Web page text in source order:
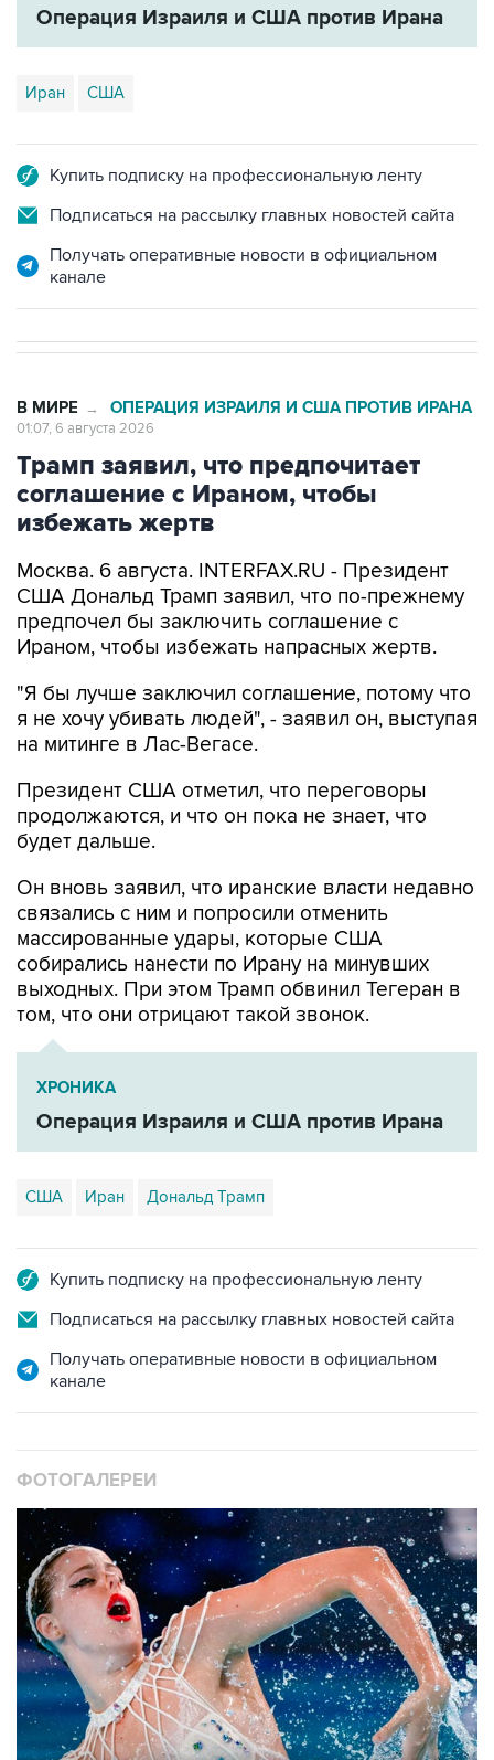
Операция Израиля и США против Ирана
Иран США
Купить подписку на профессиональную ленту
Подписаться на рассылку главных новостей сайта
Получать оперативные новости в официальном
канале
В МИРЕ → ОПЕРАЦИЯ ИЗРАИЛЯ И США ПРОТИВ ИРАНА
01:07, 6 августа 2026
Трамп заявил, что предпочитает
соглашение с Ираном, чтобы
избежать жертв
Москва. 6 августа. INTERFAX.RU - Президент
США Дональд Трамп заявил, что по-прежнему
предпочел бы заключить соглашение с
Ираном, чтобы избежать напрасных жертв.
"Я бы лучше заключил соглашение, потому что
я не хочу убивать людей", - заявил он, выступая
на митинге в Лас-Вегасе.
Президент США отметил, что переговоры
продолжаются, и что он пока не знает, что
будет дальше.
Он вновь заявил, что иранские власти недавно
связались с ним и попросили отменить
массированные удары, которые США
собирались нанести по Ирану на минувших
выходных. При этом Трамп обвинил Тегеран в
том, что они отрицают такой звонок.
ХРОНИКА
Операция Израиля и США против Ирана
США Иран Дональд Трамп
Купить подписку на профессиональную ленту
Подписаться на рассылку главных новостей сайта
Получать оперативные новости в официальном
канале
ФОТОГАЛЕРЕИ